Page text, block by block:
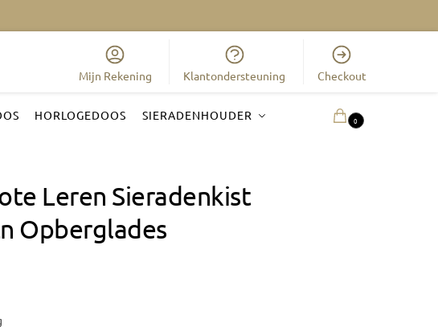
Mijn Rekening Klantondersteuning Checkout
HORLOGEDOOS SIERADENHOUDER 0
Leren Sieradenkist
Opberglades